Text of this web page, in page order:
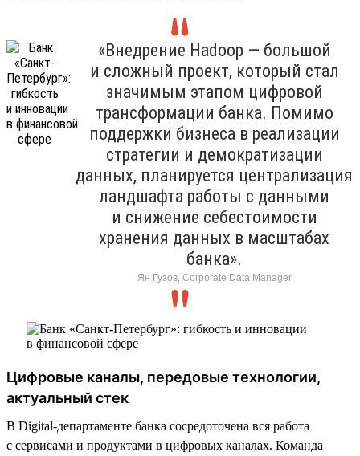
«Внедрение Hadoop — большой
и сложный проект, который стал
значимым этапом цифровой
трансформации банка. Помимо
поддержки бизнеса в реализации
стратегии и демократизации
данных, планируется централизация
ландшафта работы с данными
и снижение себестоимости
хранения данных в масштабах
банка».
Ян Гузов, Corporate Data Manager
Цифровые каналы, передовые технологии,
актуальный стек
В Digital-департаменте банка сосредоточена вся работа
с сервисами и продуктами в цифровых каналах. Команда